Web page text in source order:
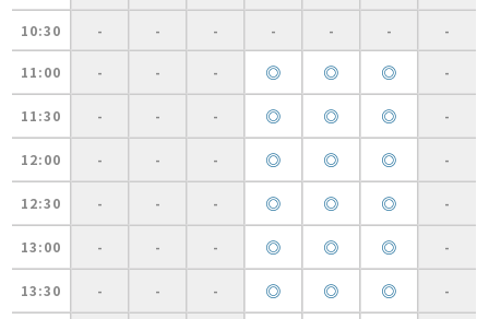
10:30 - - - - - - -
11:00 - - - ◎ ◎ ◎ -
11:30 - - - ◎ ◎ ◎ -
12:00 - - - ◎ ◎ ◎ -
12:30 - - - ◎ ◎ ◎ -
13:00 - - - ◎ ◎ ◎ -
13:30 - - - ◎ ◎ ◎ -